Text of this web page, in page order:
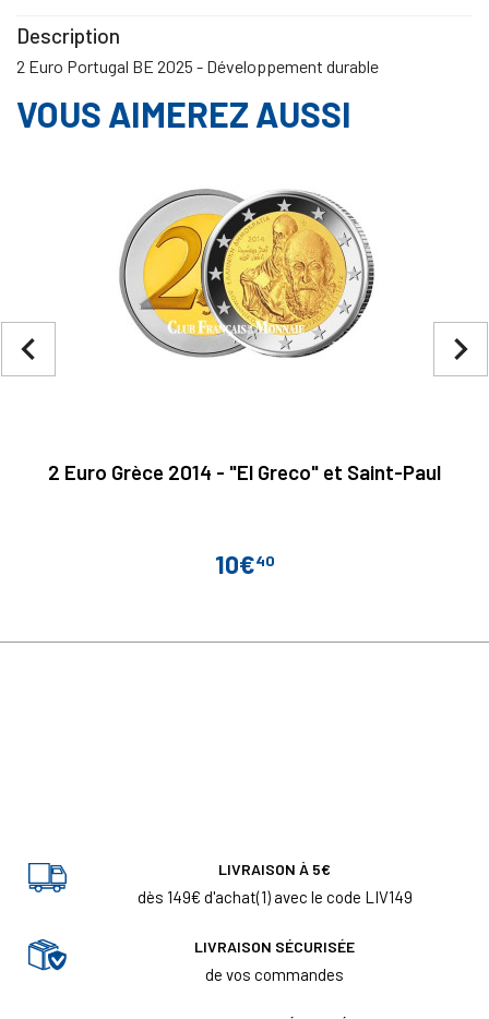
Description
2 Euro Portugal BE 2025 - Développement durable
VOUS AIMEREZ AUSSI
2 Euro Grèce 2014 - "El Greco" et Saint-Paul
Prix
10€40
navigate_next
navigate_before
LIVRAISON À 5€
dès 149€ d'achat(1) avec le code LIV149
LIVRAISON SÉCURISÉE
de vos commandes